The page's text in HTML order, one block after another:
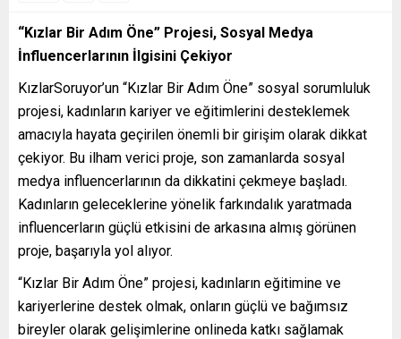
“Kızlar Bir Adım Öne” Projesi, Sosyal Medya
İnfluencerlarının İlgisini Çekiyor
KızlarSoruyor’un “Kızlar Bir Adım Öne” sosyal sorumluluk
projesi, kadınların kariyer ve eğitimlerini desteklemek
amacıyla hayata geçirilen önemli bir girişim olarak dikkat
çekiyor. Bu ilham verici proje, son zamanlarda sosyal
medya influencerlarının da dikkatini çekmeye başladı.
Kadınların geleceklerine yönelik farkındalık yaratmada
influencerların güçlü etkisini de arkasına almış görünen
proje, başarıyla yol alıyor.
“Kızlar Bir Adım Öne” projesi, kadınların eğitimine ve
kariyerlerine destek olmak, onların güçlü ve bağımsız
bireyler olarak gelişimlerine onlineda katkı sağlamak